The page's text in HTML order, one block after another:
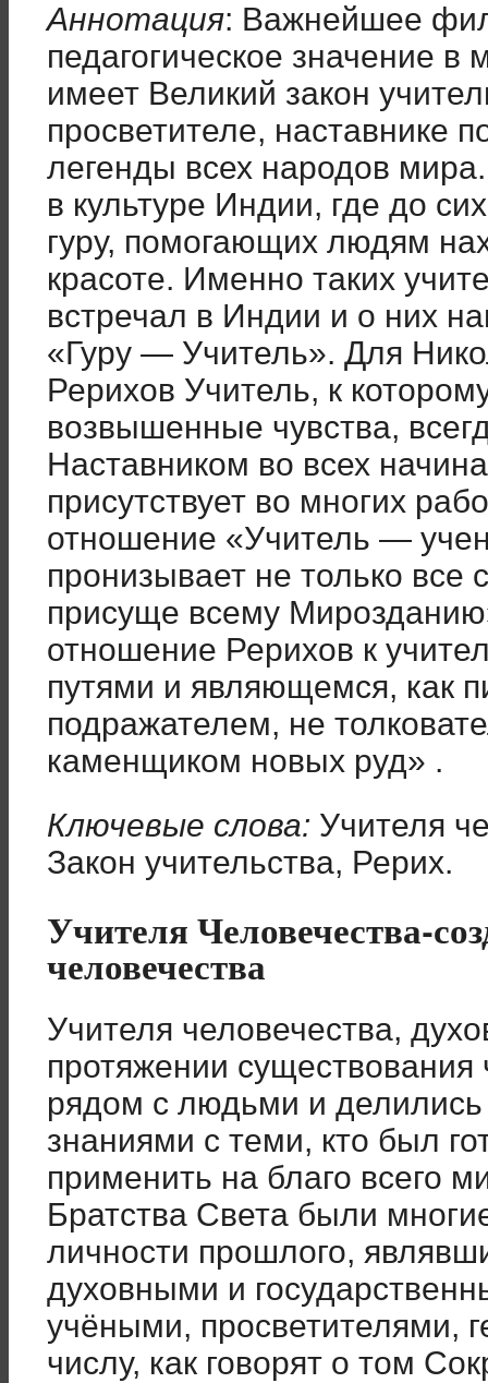
Аннотация: Важнейшее
педагогическое значение
имеет Великий закон
просветителе, наставнике
легенды всех народов
в культуре Индии, где до
гуру, помогающих людям
красоте. Именно таких
встречал в Индии и о них
«Гуру ― Учитель». Для
Рерихов Учитель, к
возвышенные чувства,
Наставником во всех
присутствует во многих
отношение «Учитель ―
пронизывает не только
присуще всему
отношение Рерихов к
путями и являющемся, как
подражателем, не
каменщиком новых руд» .
Ключевые слова: Учителя
Закон учительства, Рерих.
Учителя Человечества-
человечества
Учителя человечества,
протяжении существования
рядом с людьми и
знаниями с теми, кто был
применить на благо всего
Братства Света были
личности прошлого,
духовными и
учёными, просветителями,
числу, как говорят о том